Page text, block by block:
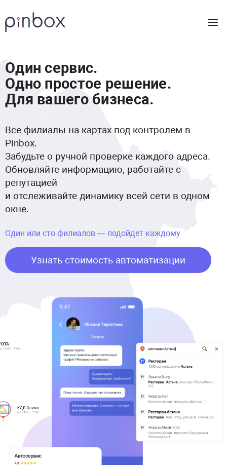
Один сервис.
Одно простое решение.
Для вашего бизнеса.
Все филиалы на картах под контролем в
Pinbox.
Забудьте о ручной проверке каждого адреса.
Обновляйте информацию, работайте с
репутацией
и отслеживайте динамику всей сети в одном
окне.
Один или сто филиалов — подойдет каждому
Узнать стоимость автоматизации